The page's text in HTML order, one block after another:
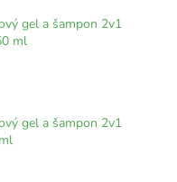
gel a šampon 2v1
ml
gel a šampon 2v1